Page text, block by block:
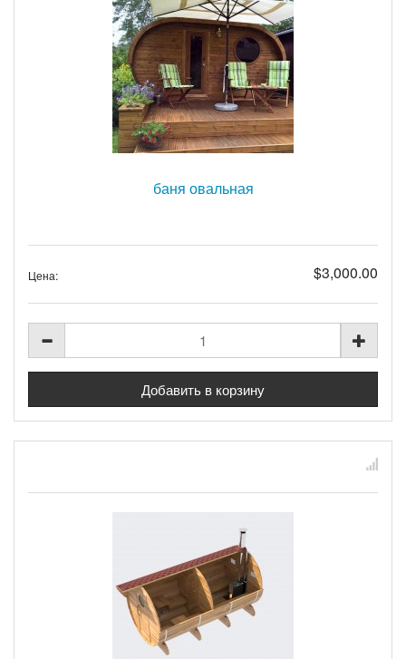
баня овальная
Цена: $3,000.00